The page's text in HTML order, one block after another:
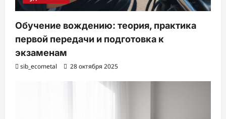
Обучение вождению: теория, практика
первой передачи и подготовка к
экзаменам
sib_ecometal 28 октября 2025